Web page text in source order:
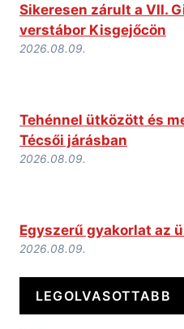
Sikeresen zárult a VII.
verstábor Kisgejőcön
2026.08.09.
Tehénnel ütközött és
Técsői járásban
2026.08.09.
Egyszerű gyakorlat az
2026.08.09.
LEGOLVASOTTABB